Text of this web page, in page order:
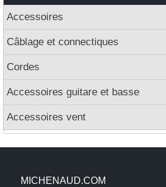
Accessoires
Câblage et connectiques
Cordes
Accessoires guitare et basse
Accessoires vent
MICHENAUD.COM